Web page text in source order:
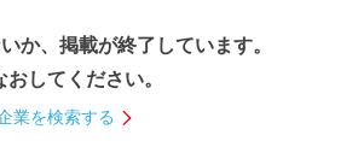
か、掲載が終了しています。
してください。
業を検索する